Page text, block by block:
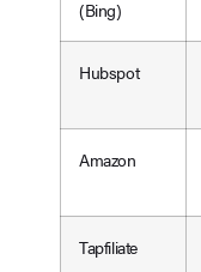
(Bing)
Hubspot
Amazon
Tapfiliate